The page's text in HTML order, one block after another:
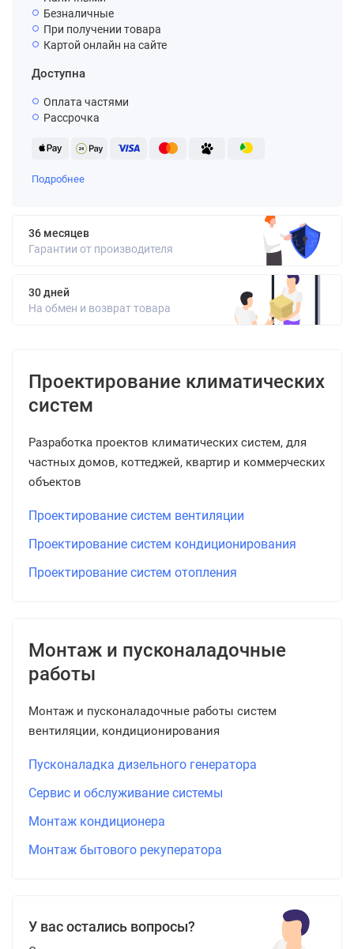
Безналичные
При получении товара
Картой онлайн на сайте
Доступна
Оплата частями
Рассрочка
Подробнее
36 месяцев
Гарантии от производителя
30 дней
На обмен и возврат товара
Проектирование климатических
систем
Разработка проектов климатических систем, для
частных домов, коттеджей, квартир и коммерческих
объектов
Проектирование систем вентиляции
Проектирование систем кондиционирования
Проектирование систем отопления
Монтаж и пусконаладочные
работы
Монтаж и пусконаладочные работы систем
вентиляции, кондиционирования
Пусконаладка дизельного генератора
Сервис и обслуживание системы
Монтаж кондиционера
Монтаж бытового рекуператора
У вас остались вопросы?